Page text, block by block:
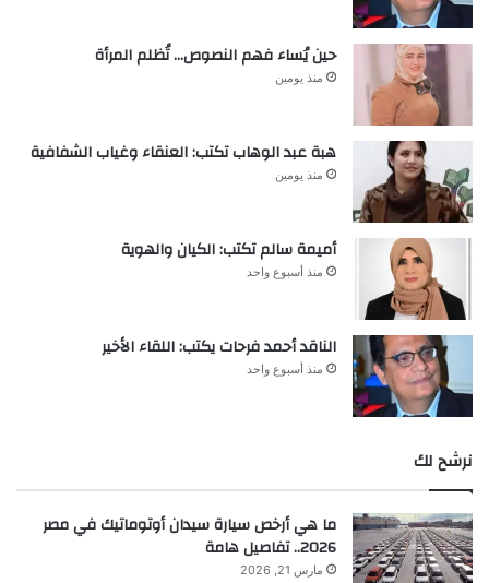
حين يُساء فهم النصوص… تُظلم المرأة
منذ يومين
هبة عبد الوهاب تكتب: العنقاء وغياب الشفافية
منذ يومين
أميمة سالم تكتب: الكيان والهوية
منذ أسبوع واحد
الناقد أحمد فرحات يكتب: اللقاء الأخير
منذ أسبوع واحد
نرشح لك
ما هي أرخص سيارة سيدان أوتوماتيك في مصر
2026.. تفاصيل هامة
مارس 21, 2026